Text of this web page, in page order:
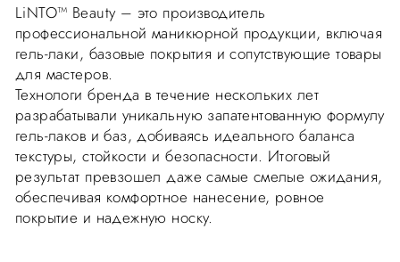
LiNTO™ Beauty – это производитель
профессиональной маникюрной продукции, включая
гель-лаки, базовые покрытия и сопутствующие товары
для мастеров.
Технологи бренда в течение нескольких лет
разрабатывали уникальную запатентованную формулу
гель-лаков и баз, добиваясь идеального баланса
текстуры, стойкости и безопасности. Итоговый
результат превзошел даже самые смелые ожидания,
обеспечивая комфортное нанесение, ровное
покрытие и надежную носку.